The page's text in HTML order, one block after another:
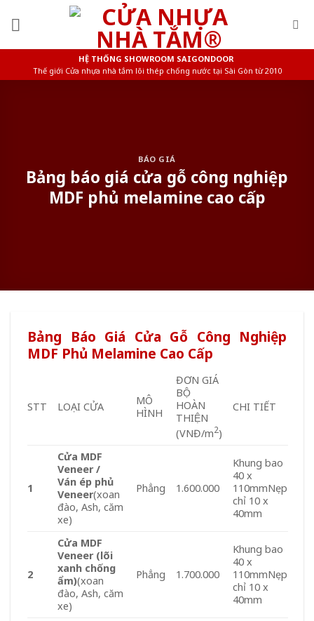
HỆ THỐNG SHOWROOM SAIGONDOOR
Thế giới Cửa nhựa nhà tắm lõi thép chống nước tại Sài Gòn từ 2010
BÁO GIÁ
Bảng báo giá cửa gỗ công nghiệp
MDF phủ melamine cao cấp
Bảng Báo Giá Cửa Gỗ Công Nghiệp
MDF Phủ Melamine Cao Cấp
STT LOẠI CỬA
MÔ
HÌNH
ĐƠN GIÁ
BỘ
HOÀN
THIỆN
(VNĐ/m2)
CHI TIẾT
1
Cửa MDF
Veneer /
Ván ép phủ
Veneer(xoan
đào, Ash, căm
xe)
Phẳng 1.600.000
Khung bao
40 x
110mmNẹp
chỉ 10 x
40mm
2
Cửa MDF
Veneer (lõi
xanh chống
ẩm)(xoan
đào, Ash, căm
xe)
Phẳng 1.700.000
Khung bao
40 x
110mmNẹp
chỉ 10 x
40mm